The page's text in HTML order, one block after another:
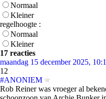
Normaal
Kleiner
regelhoogte :
Normaal
Kleiner
17 reacties
maandag 15 december 2025,
12
#ANONIEM
Rob Reiner was vroeger al